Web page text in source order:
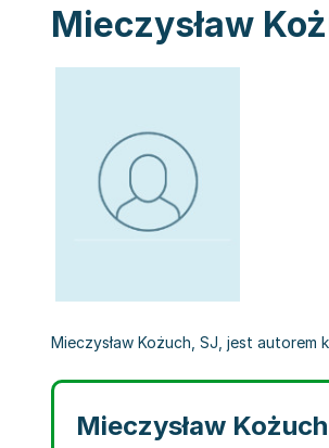
Mieczysław
Mieczysław Kożuch, SJ, jest
Mieczysław